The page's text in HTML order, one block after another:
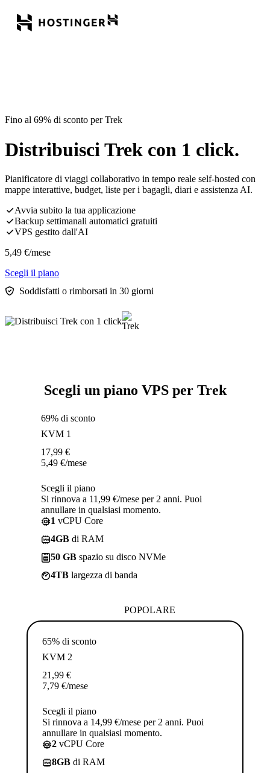
Fino al 69% di sconto per Trek
Distribuisci Trek con 1 click.
Pianificatore di viaggi collaborativo in tempo reale self-hosted con
mappe interattive, budget, liste per i bagagli, diari e assistenza AI.
Avvia subito la tua applicazione
Backup settimanali automatici gratuiti
VPS gestito dall'AI
5,49 €/mese
Scegli il piano
Soddisfatti o rimborsati in 30 giorni
Scegli un piano VPS per Trek
69% di sconto
KVM 1
17,99 €
5,49 €/mese
Scegli il piano
Si rinnova a 11,99 €/mese per 2 anni. Puoi
annullare in qualsiasi momento.
1 vCPU Core
4GB di RAM
50 GB spazio su disco NVMe
4TB largezza di banda
POPOLARE
65% di sconto
KVM 2
21,99 €
7,79 €/mese
Scegli il piano
Si rinnova a 14,99 €/mese per 2 anni. Puoi
annullare in qualsiasi momento.
2 vCPU Core
8GB di RAM